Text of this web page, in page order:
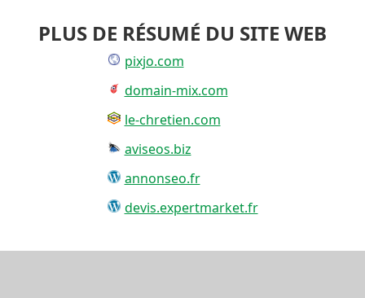
PLUS DE RÉSUMÉ DU SITE WEB
pixjo.com
domain-mix.com
le-chretien.com
aviseos.biz
annonseo.fr
devis.expertmarket.fr